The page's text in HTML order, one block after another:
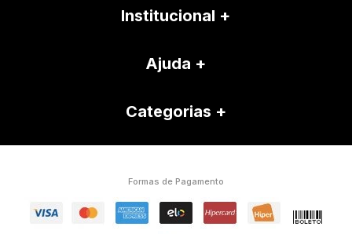
Institucional
Ajuda
Categorias
Formas de Pagamento